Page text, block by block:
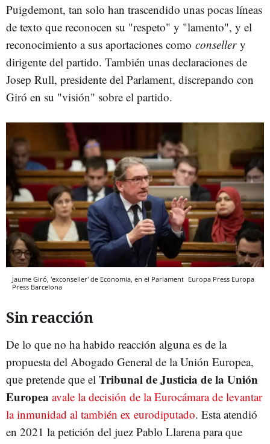
Puigdemont, tan solo han trascendido unas pocas líneas
de texto que reconocen su "respeto" y "lamento", y el
reconocimiento a sus aportaciones como conseller y
dirigente del partido. También unas declaraciones de
Josep Rull, presidente del Parlament, discrepando con
Giró en su "visión" sobre el partido.
Jaume Giró, 'exconseller' de Economia, en el Parlament Europa Press Europa
Press Barcelona
Sin reacción
De lo que no ha habido reacción alguna es de la
propuesta del Abogado General de la Unión Europea,
que pretende que el Tribunal de Justicia de la Unión
Europea avale la decisión de la Eurocámara de levantar
la inmunidad al también ex eurodiputado. Esta atendió
en 2021 la petición del juez Pablo Llarena para que